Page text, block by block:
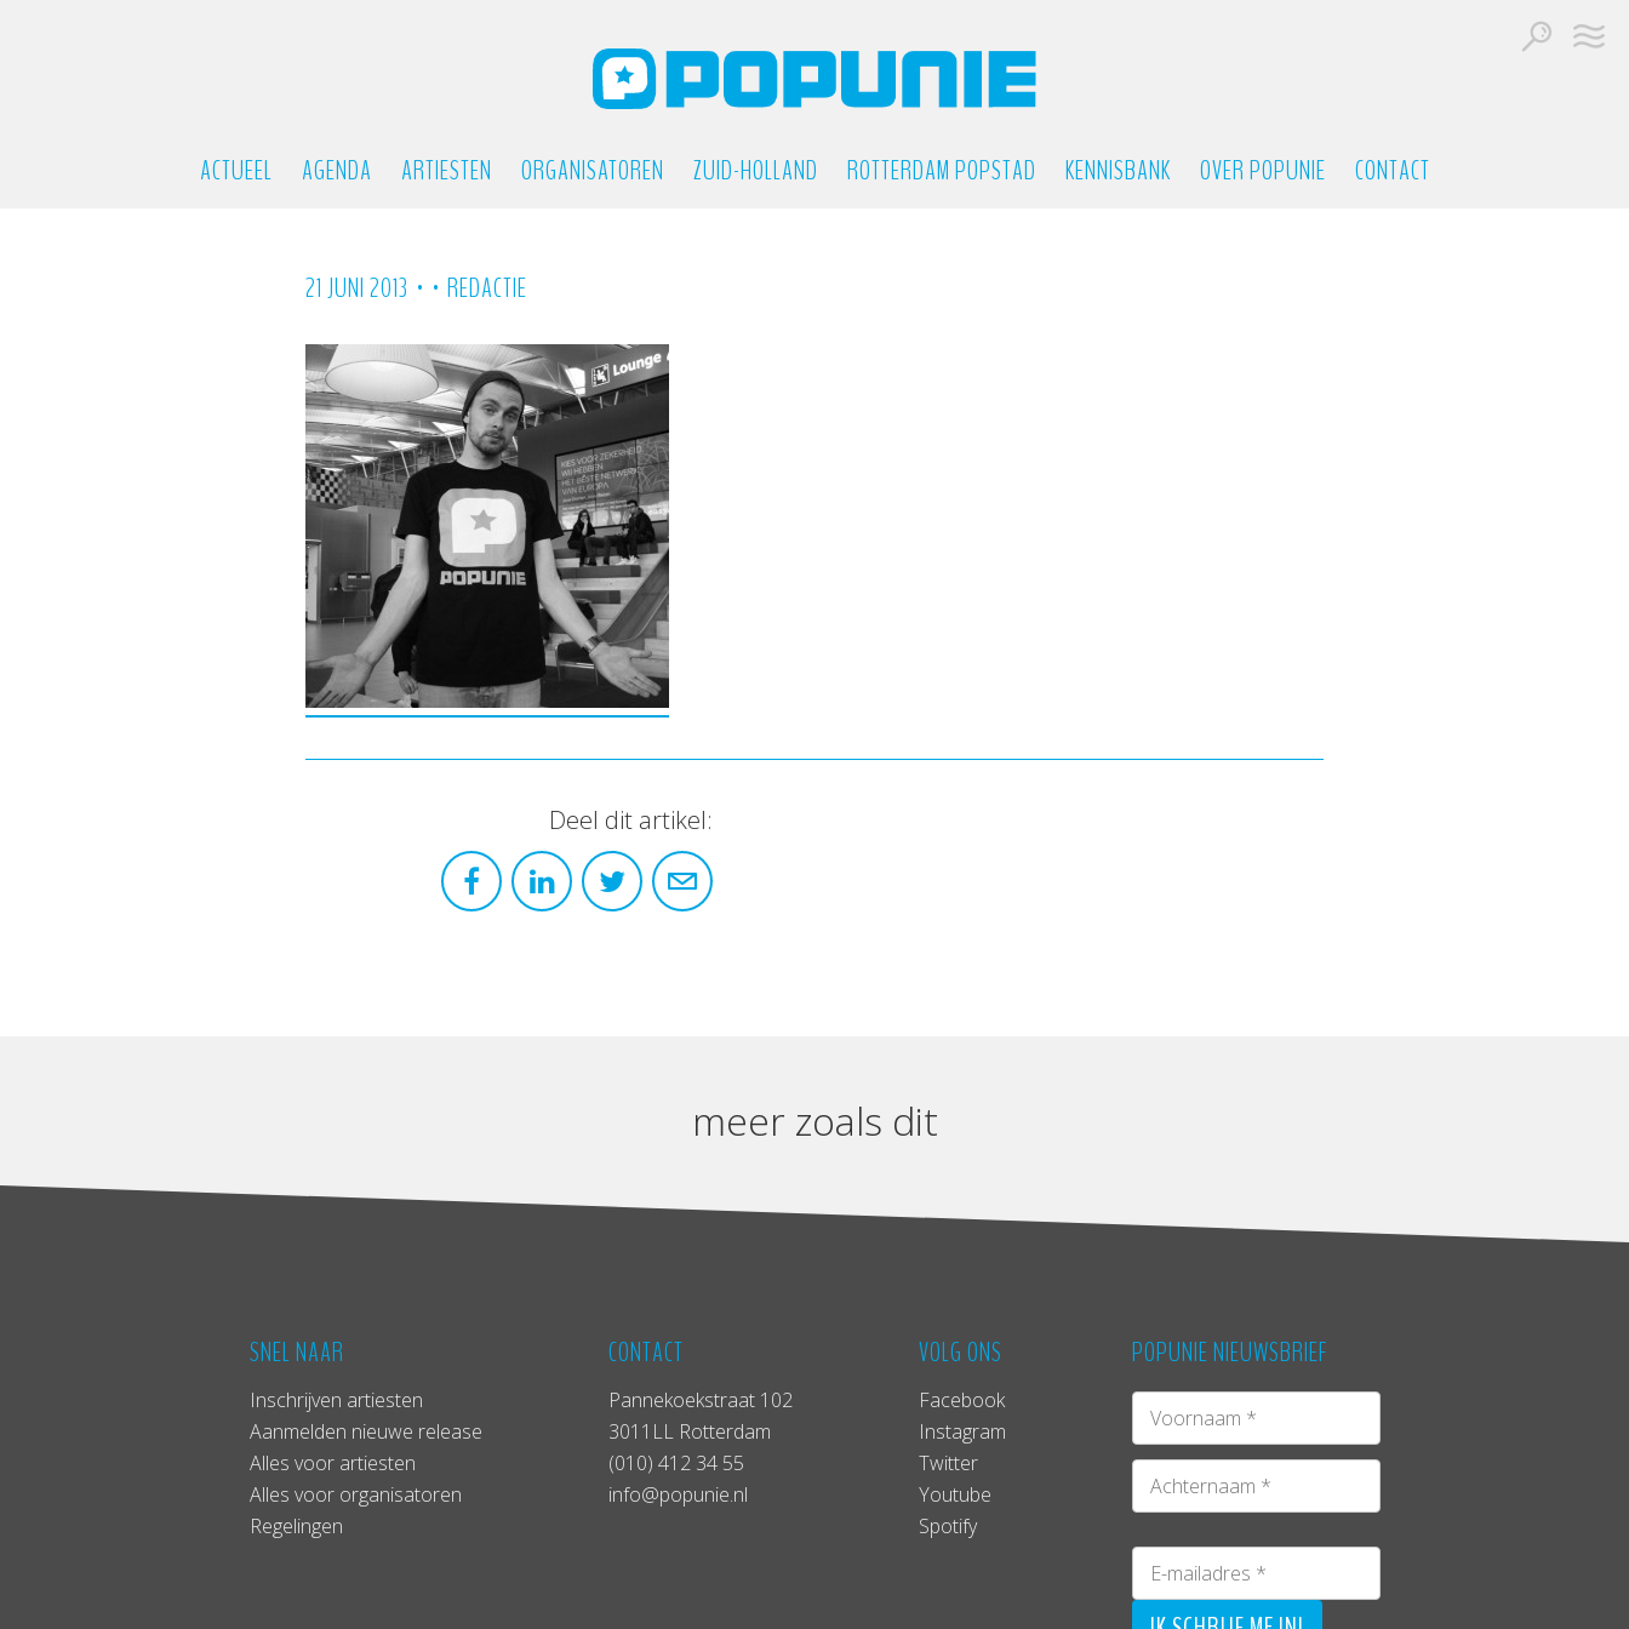
ACTUEEL AGENDA ARTIESTEN ORGANISATOREN ZUID-HOLLAND ROTTERDAM POPSTAD KENNISBANK OVER POPUNIE CONTACT
21 JUNI 2013 • • REDACTIE
Deel dit artikel:
meer zoals dit
SNEL NAAR
Inschrijven artiesten
Aanmelden nieuwe release
Alles voor artiesten
Alles voor organisatoren
Regelingen
CONTACT
Pannekoekstraat 102
3011LL Rotterdam
(010) 412 34 55
info@popunie.nl
VOLG ONS
Facebook
Instagram
Twitter
Youtube
Spotify
POPUNIE NIEUWSBRIEF